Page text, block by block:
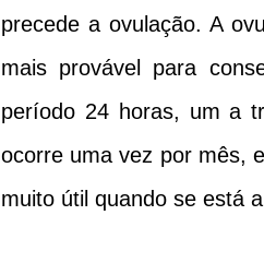
precede a ovulação. A
mais provável para
período 24 horas, um a
ocorre uma vez por mês,
muito útil quando se está